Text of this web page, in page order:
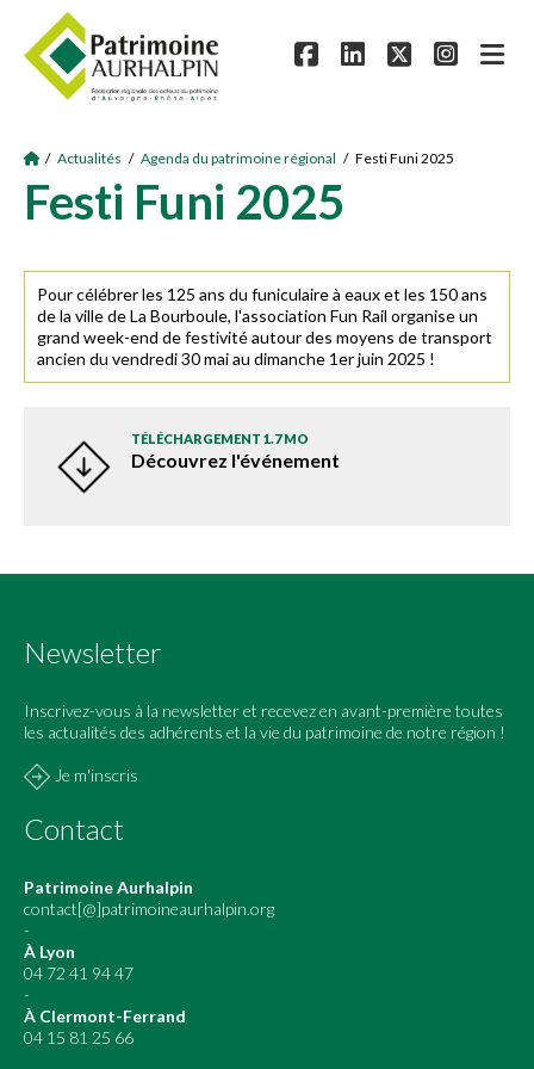
/ Actualités / Agenda du patrimoine régional / Festi Funi 2025
Festi Funi 2025
Pour célébrer les 125 ans du funiculaire à eaux et les 150 ans
de la ville de La Bourboule, l'association Fun Rail organise un
grand week-end de festivité autour des moyens de transport
ancien du vendredi 30 mai au dimanche 1er juin 2025 !
TÉLÉCHARGEMENT 1.7 MO
Découvrez l'événement
Newsletter
Inscrivez-vous à la newsletter et recevez en avant-première toutes
les actualités des adhérents et la vie du patrimoine de notre région !
Je m'inscris
Contact
Patrimoine Aurhalpin
contact[@]patrimoineaurhalpin.org
-
À Lyon
04 72 41 94 47
-
À Clermont-Ferrand
04 15 81 25 66